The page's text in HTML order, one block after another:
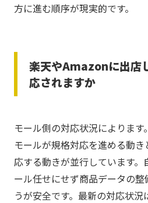
方に進む順序が現実的です。
楽天やAmazonに出店
応されますか
モール側の対応状況によります
モールが規格対応を進める動き
応する動きが並行しています。
ール任せにせず商品データの
うが安全です。最新の対応状